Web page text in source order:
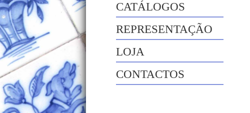
CATÁLOGOS
REPRESENTAÇÃO
LOJA
CONTACTOS